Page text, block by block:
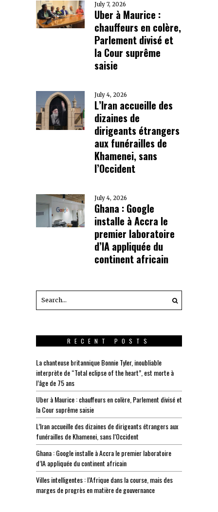
July 7, 2026
Uber à Maurice :
chauffeurs en colère,
Parlement divisé et
la Cour suprême
saisie
July 4, 2026
L’Iran accueille des
dizaines de
dirigeants étrangers
aux funérailles de
Khamenei, sans
l’Occident
July 4, 2026
Ghana : Google
installe à Accra le
premier laboratoire
d’IA appliquée du
continent africain
RECENT POSTS
La chanteuse britannique Bonnie Tyler, inoubliable
interprète de “Total eclipse of the heart”, est morte à
l’âge de 75 ans
Uber à Maurice : chauffeurs en colère, Parlement divisé et
la Cour suprême saisie
L’Iran accueille des dizaines de dirigeants étrangers aux
funérailles de Khamenei, sans l’Occident
Ghana : Google installe à Accra le premier laboratoire
d’IA appliquée du continent africain
Villes intelligentes : l’Afrique dans la course, mais des
marges de progrès en matière de gouvernance